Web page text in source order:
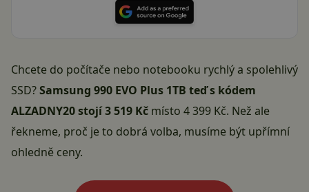
Chcete do počítače nebo notebooku rychlý a spolehlivý
SSD?Samsung 990 EVO Plus 1TB teď s kódem
ALZADNY20 stojí 3 519 Kč místo 4 399 Kč. Než ale
řekneme, proč je to dobrá volba, musíme být upřímní
ohledně ceny.